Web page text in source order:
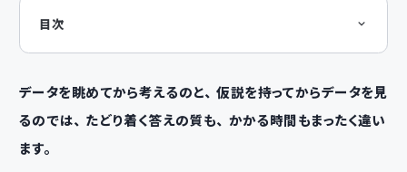
目次
「とりあえずデータを見てみよう」の落とし穴
落とし穴②：「面白い発見」を探してしまう。
同じ場面を2つの順番で比較する
まとめ
データを眺めてから考えるのと、仮説を持ってからデータを見
るのでは、たどり着く答えの質も、かかる時間もまったく違い
ます。